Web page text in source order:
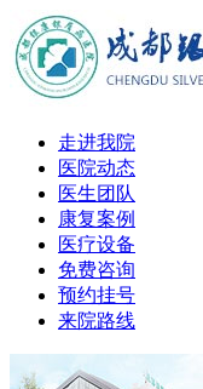
走进我院
医院动态
医生团队
康复案例
医疗设备
免费咨询
预约挂号
来院路线